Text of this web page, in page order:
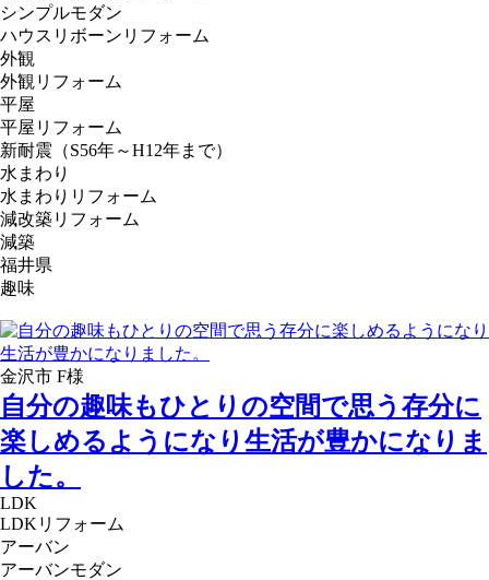
シンプルモダン
ハウスリボーンリフォーム
外観
外観リフォーム
平屋
平屋リフォーム
新耐震（S56年～H12年まで）
水まわり
水まわりリフォーム
減改築リフォーム
減築
福井県
趣味
金沢市 F様
自分の趣味もひとりの空間で思う存分に
楽しめるようになり生活が豊かになりま
した。
LDK
LDKリフォーム
アーバン
アーバンモダン